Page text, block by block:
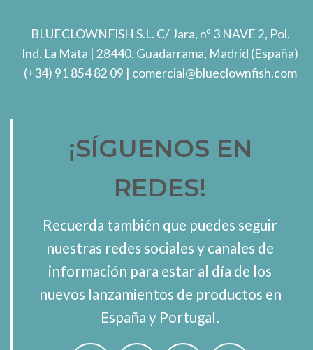
BLUECLOWNFISH S.L. C/ Jara, nº 3 NAVE 2, Pol.
Ind. La Mata | 28440, Guadarrama, Madrid (España)
(+34) 91 854 82 09 | comercial@blueclownfish.com
¡SÍGUENOS EN
REDES!
Recuerda también que puedes seguir
nuestras redes sociales y canales de
información para estar al día de los
nuevos lanzamientos de productos en
España y Portugal.